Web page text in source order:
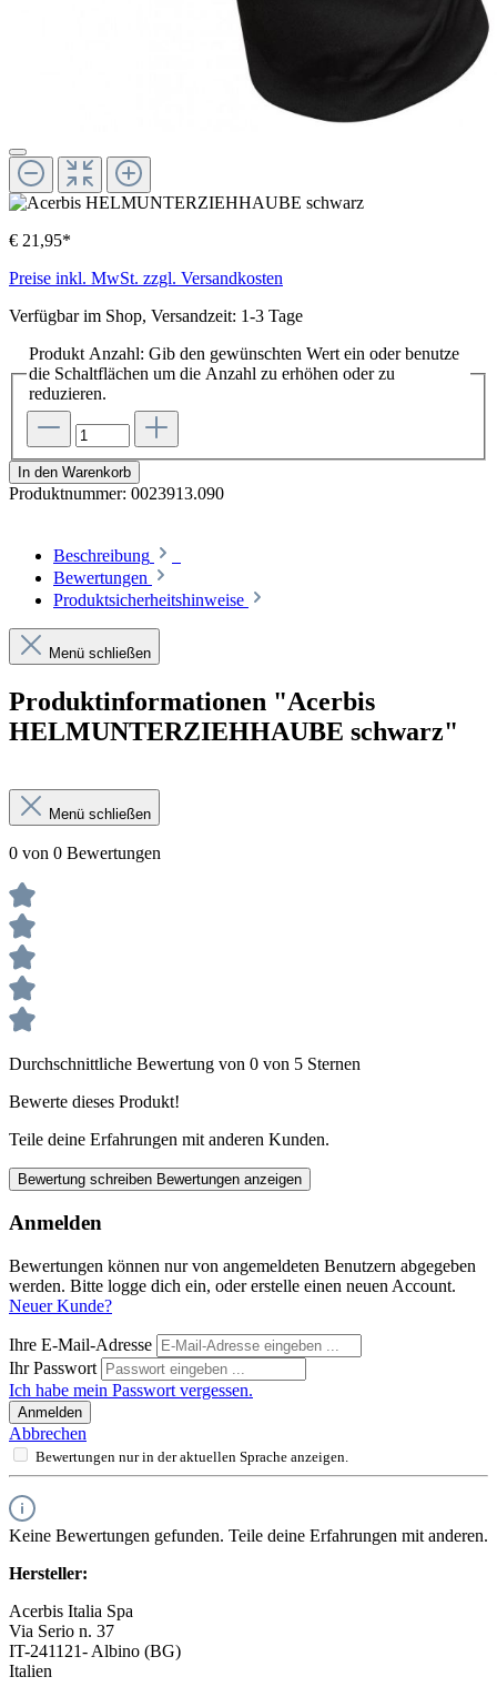
€ 21,95*
Preise inkl. MwSt. zzgl. Versandkosten
Verfügbar im Shop, Versandzeit: 1-3 Tage
Produkt Anzahl: Gib den gewünschten Wert ein oder benutze
die Schaltflächen um die Anzahl zu erhöhen oder zu
reduzieren.
In den Warenkorb
Produktnummer: 0023913.090
Beschreibung
Bewertungen
Produktsicherheitshinweise
Menü schließen
Produktinformationen "Acerbis
HELMUNTERZIEHHAUBE schwarz"
Menü schließen
0 von 0 Bewertungen
Durchschnittliche Bewertung von 0 von 5 Sternen
Bewerte dieses Produkt!
Teile deine Erfahrungen mit anderen Kunden.
Bewertung schreiben Bewertungen anzeigen
Anmelden
Bewertungen können nur von angemeldeten Benutzern abgegeben
werden. Bitte logge dich ein, oder erstelle einen neuen Account.
Neuer Kunde?
Ihre E-Mail-Adresse
Ihr Passwort
Ich habe mein Passwort vergessen.
Anmelden
Abbrechen
Bewertungen nur in der aktuellen Sprache anzeigen.
Keine Bewertungen gefunden. Teile deine Erfahrungen mit anderen.
Hersteller:
Acerbis Italia Spa
Via Serio n. 37
IT-241121- Albino (BG)
Italien